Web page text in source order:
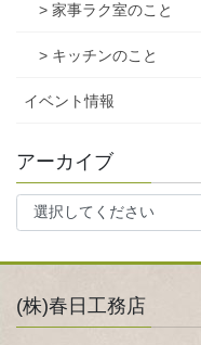
> 家事ラク室のこと
> キッチンのこと
イベント情報
アーカイブ
(株)春日工務店